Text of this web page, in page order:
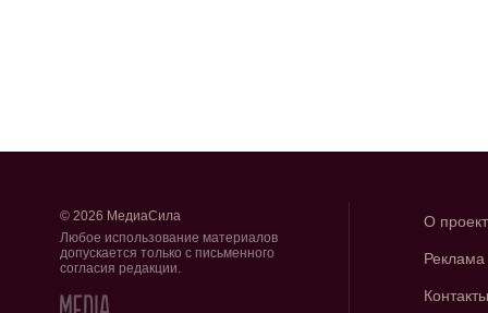
© 2026 МедиаСила
Любое использование материалов
допускается только с письменного
согласия редакции.
О
Реклама
Контакты